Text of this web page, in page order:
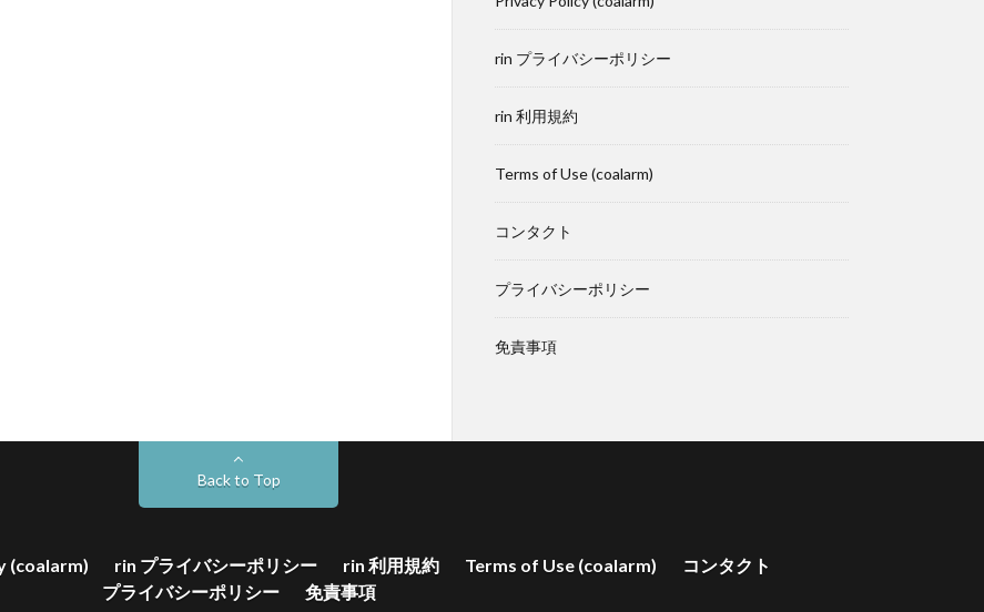
rin プライバシーポリシー
rin 利用規約
Terms of Use (coalarm)
コンタクト
プライバシーポリシー
免責事項
Back to Top
(coalarm) rin プライバシーポリシー rin 利用規約 Terms of Use (coalarm)
コンタクト
プライバシーポリシー
免責事項